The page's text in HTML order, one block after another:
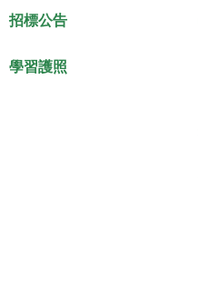
招標公告
學習護照